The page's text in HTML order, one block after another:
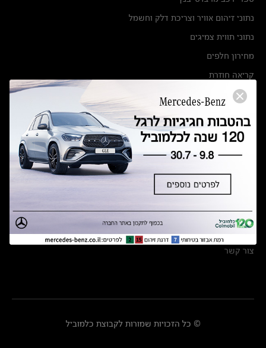
נתוני זיהום אוויר וצריכת דלק וחשמל
נתוני תווית צמיגים
מחירון חלפים
קריאה חוזרת
הודעה על הטבות לרכבי מרצדס בהסדר פשרה בתצ 56447-02-19
תקנון ימי מכירות 120 לכלמוביל
מצאו אותנו
אולמות תצוגה
מרכזי שירות
צור קשר
© כל הזכויות שמורות לקבוצת כלמוביל